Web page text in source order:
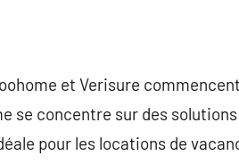
et Verisure
se concentre sur des
pour les locations de